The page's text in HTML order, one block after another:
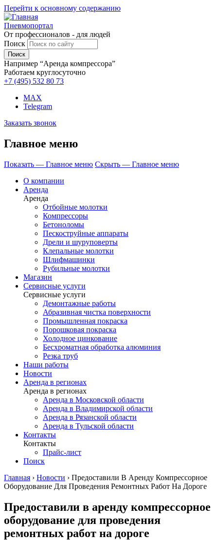
Перейти к основному содержанию
Пневмопортал
От профессионалов - для людей
Поиск
Например “Аренда компрессора”
Работаем круглосуточно
+7 (495) 532 80 73
MAX
Telegram
Заказать звонок
Главное меню
Показать — Главное меню Скрыть — Главное меню
О компании
Аренда
Аренда
Отбойные молотки
Компрессоры
Бетоноломы
Пескоструйные аппараты
Дрели и шуруповерты
Клепальные молотки
Шлифмашинки
Рубильные молотки
Магазин
Сервисные услуги
Сервисные услуги
Демонтажные работы
Абразивная чистка поверхности
Промышленная покраска
Порошковая покраска
Холодное цинкование
Бесхроматная обработка алюминия
Резка труб
Наши работы
Новости
Аренда в регионах
Аренда в регионах
Аренда в Московской области
Аренда в Владимирской области
Аренда в Рязанской области
Аренда в Тульской области
Контакты
Контакты
Прайс-лист
Поиск
Главная › Новости › Предоставили В Аренду Компрессорное
Оборудование Для Проведения Ремонтных Работ На Дороге
Предоставили в аренду компрессорное
оборудование для проведения
ремонтных работ на дороге